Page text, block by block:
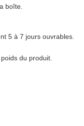
boîte.
5 à 7 jours ouvrables.
du produit.